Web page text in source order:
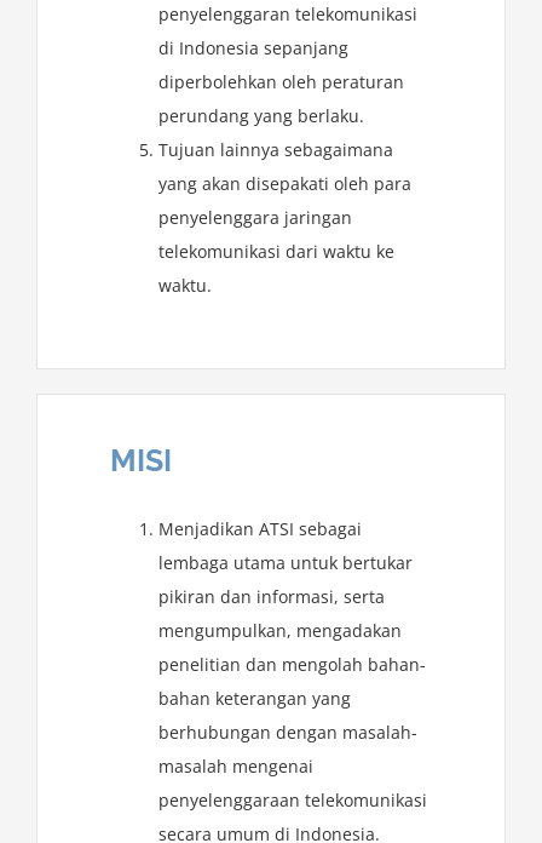
penyelenggaran telekomunikasi
di Indonesia sepanjang
diperbolehkan oleh peraturan
perundang yang berlaku.
Tujuan lainnya sebagaimana
yang akan disepakati oleh para
penyelenggara jaringan
telekomunikasi dari waktu ke
waktu.
MISI
Menjadikan ATSI sebagai
lembaga utama untuk bertukar
pikiran dan informasi, serta
mengumpulkan, mengadakan
penelitian dan mengolah bahan-
bahan keterangan yang
berhubungan dengan masalah-
masalah mengenai
penyelenggaraan telekomunikasi
secara umum di Indonesia.